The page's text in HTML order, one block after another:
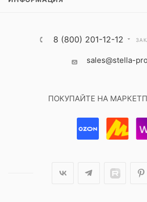
8 (800) 201-12-12
sales@stella-
ПОКУПАЙТЕ НА